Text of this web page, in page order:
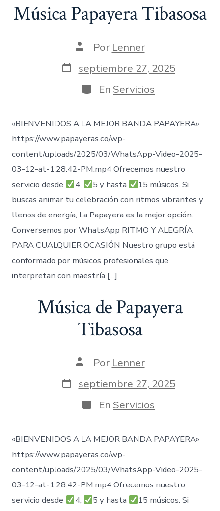
Música Papayera Tibasosa
Autor
la
entrada
Por Lenner
Fecha
de
publicación
septiembre 27, 2025
Categorías
En Servicios
«BIENVENIDOS A LA MEJOR BANDA PAPAYERA»
https://www.papayeras.co/wp-
content/uploads/2025/03/WhatsApp-Video-2025-
03-12-at-1.28.42-PM.mp4 Ofrecemos nuestro
servicio desde
4, 5 y hasta
15 músicos. Si
buscas animar tu celebración con ritmos vibrantes y
llenos de energía, La Papayera es la mejor opción.
Conversemos por WhatsApp RITMO Y ALEGRÍA
PARA CUALQUIER OCASIÓN Nuestro grupo está
conformado por músicos profesionales que
interpretan con maestría […]
Música de Papayera
Tibasosa
Autor
la
entrada
Por Lenner
Fecha
de
publicación
septiembre 27, 2025
Categorías
En Servicios
«BIENVENIDOS A LA MEJOR BANDA PAPAYERA»
https://www.papayeras.co/wp-
content/uploads/2025/03/WhatsApp-Video-2025-
03-12-at-1.28.42-PM.mp4 Ofrecemos nuestro
servicio desde
4, 5 y hasta
15 músicos. Si